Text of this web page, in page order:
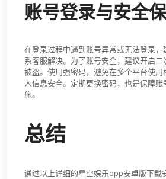
账号登录与安全
在登录过程中遇到账号异常或无法登录，
系客服解决。为了账号安全，建议开启二
被盗。使用强密码，避免在多个平台使用
人信息安全。定期更换密码，也是保障
施。
总结
通过以上详细的星空娱乐app安卓版下载